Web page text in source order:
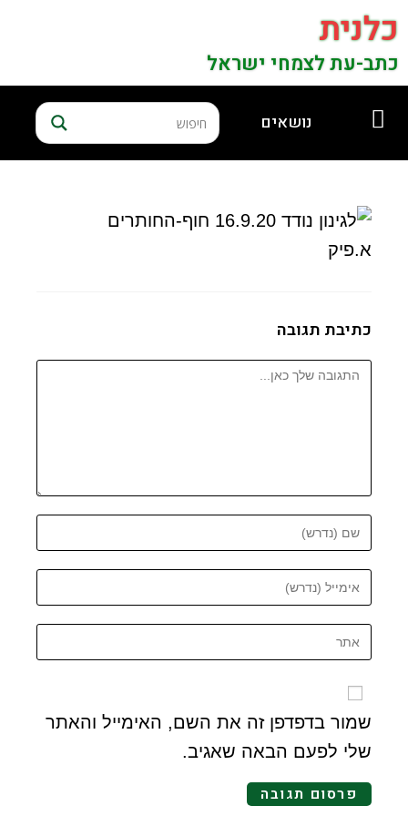
כלנית
כתב-עת לצמחי ישראל
נושאים
כתיבת תגובה
שמור בדפדפן זה את השם, האימייל והאתר
שלי לפעם הבאה שאגיב.